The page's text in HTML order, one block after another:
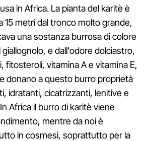
in Africa. La pianta del karitè è
15 metri dal tronco molto grande,
una sostanza burrosa di colore
e dall'odore dolciastro,
fitosteroli, vitamina A e vitamina E,
donano a questo burro proprietà
idratanti, cicatrizzanti, lenitive e
Africa il burro di karitè viene
mentre da noi è
in cosmesi, soprattutto per la